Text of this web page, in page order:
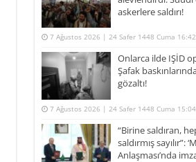
askerlere saldırı!
7 Ağustos 2026 | 24 Safer 1448 Cuma 16:42
Onlarca ilde IŞİD
Şafak
gözaltı!
7 Ağustos 2026 | 24 Safer 1448 Cuma 15:04
“Birine saldıran,
saldırmış sayılır”:
Anlaşması’nda